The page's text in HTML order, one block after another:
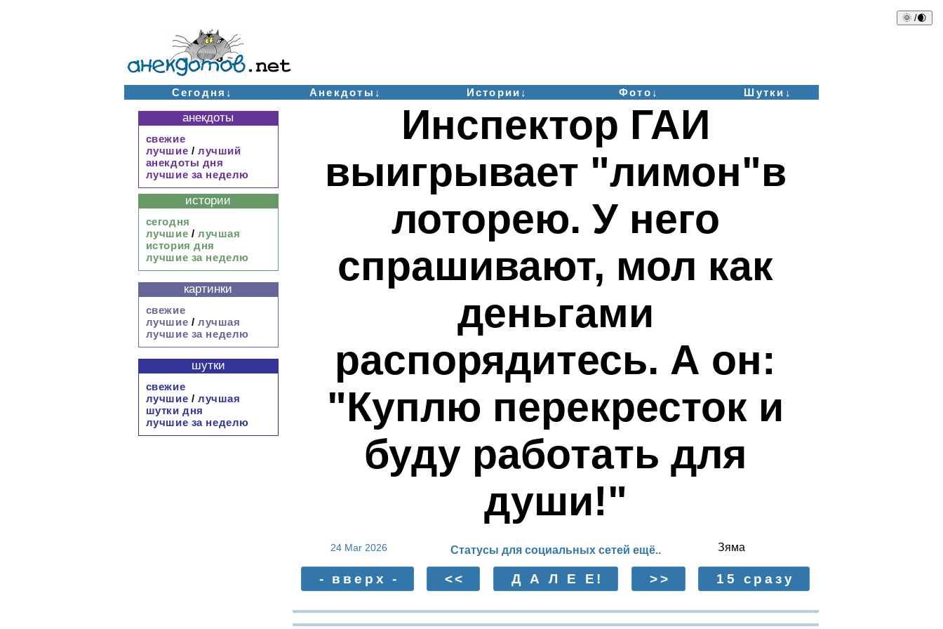
🌞 /🌒
Сегодня↓ Анекдоты↓ Истории↓ Фото↓ Шутки↓
Инспектор ГАИ
выигрывает "лимон"в
лоторею. У него
спрашивают, мол как
деньгами
распорядитесь. А он:
"Куплю перекресток и
буду работать для
души!"
24 Mar 2026 Статусы для социальных сетей ещё.. Зяма
- вверх - << Д А Л Е Е! >> 15 сразу
анекдоты
свежие
лучшие / лучший
анекдоты дня
лучшие за неделю
истории
сегодня
лучшие / лучшая
история дня
лучшие за неделю
картинки
свежие
лучшие / лучшая
лучшие за неделю
шутки
свежие
лучшие / лучшая
шутки дня
лучшие за неделю